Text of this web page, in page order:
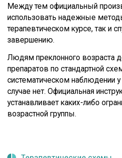
Между тем официальный
использовать надежные
терапевтическом курсе, так и
завершению.
Людям преклонного возраста
препаратов по стандартной
систематическом наблюдении у
случае нет. Официальная
устанавливает каких-либо
возрастной группы.